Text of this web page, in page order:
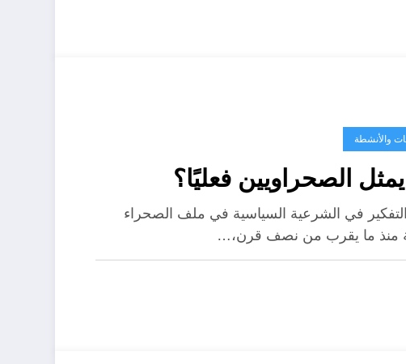
والأنشطة
الصحراويين فعليًا؟
التفكير في الشرعية السياسية في ملف الصحراء
منذ ما يقرب من نصف قرن،…